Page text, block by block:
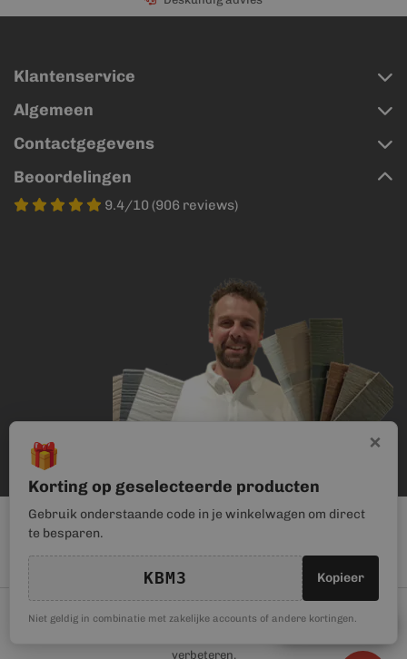
Klantenservice
Algemeen
Contactgegevens
Beoordelingen
9.4/10 (906 reviews)
×
🎁
Korting op geselecteerde producten
Gebruik onderstaande code in je winkelwagen om direct
te besparen.
KBM3 Kopieer
Niet geldig in combinatie met zakelijke accounts of andere kortingen.
🎁Kortingscode
© Kunststof Bouwmateriaal | Magento webwinkel realisatie door
verbeteren.